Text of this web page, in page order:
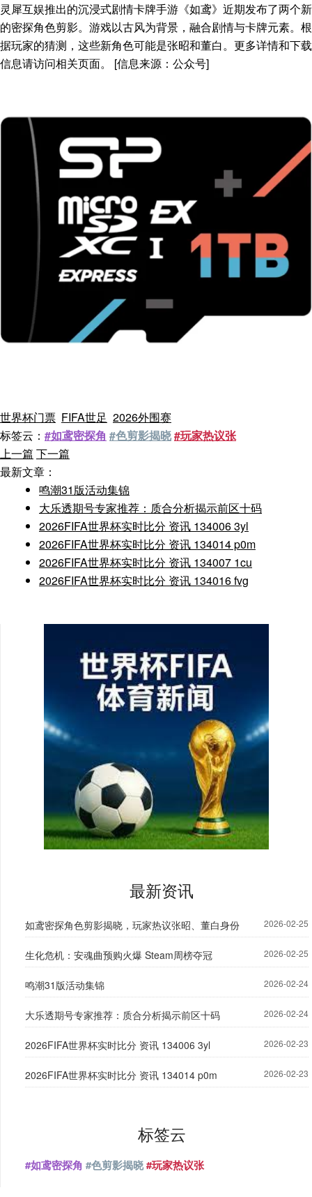
灵犀互娱推出的沉浸式剧情卡牌手游《如鸢》近期发布了两个新
的密探角色剪影。游戏以古风为背景，融合剧情与卡牌元素。根
据玩家的猜测，这些新角色可能是张昭和董白。更多详情和下载
信息请访问相关页面。 [信息来源：公众号]
世界杯门票 FIFA世足 2026外围赛
标签云： #如鸢密探角 #色剪影揭晓#玩家热议张
上一篇 下一篇
最新文章：
鸣潮31版活动集锦
大乐透期号专家推荐：质合分析揭示前区十码
2026FIFA世界杯实时比分 资讯 134006 3yl
2026FIFA世界杯实时比分 资讯 134014 p0m
2026FIFA世界杯实时比分 资讯 134007 1cu
2026FIFA世界杯实时比分 资讯 134016 fvg
最新资讯
如鸢密探角色剪影揭晓，玩家热议张昭、董白身份 2026-02-25
生化危机：安魂曲预购火爆 Steam周榜夺冠 2026-02-25
鸣潮31版活动集锦 2026-02-24
大乐透期号专家推荐：质合分析揭示前区十码 2026-02-24
2026FIFA世界杯实时比分 资讯 134006 3yl 2026-02-23
2026FIFA世界杯实时比分 资讯 134014 p0m 2026-02-23
标签云
#如鸢密探角 #色剪影揭晓#玩家热议张